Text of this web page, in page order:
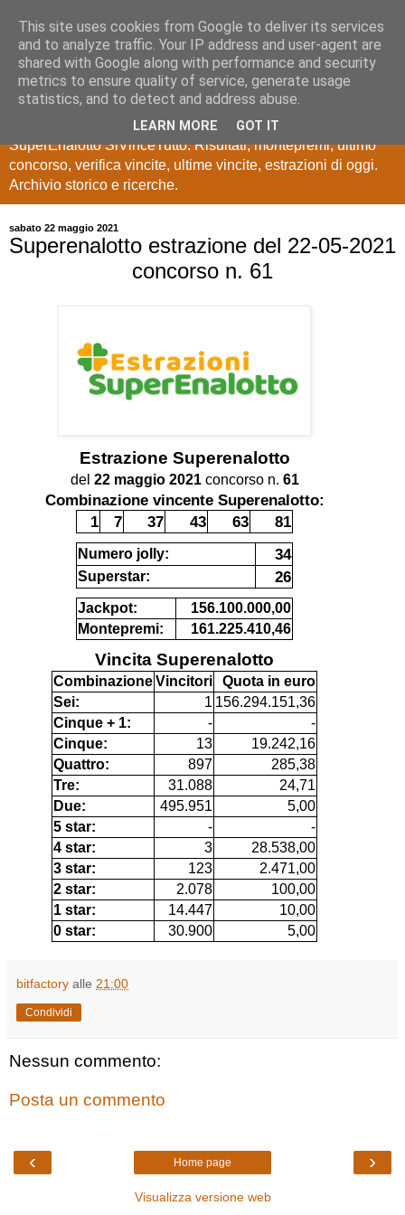
Estrazioni Lotto
SuperEnalotto
Ultime estrazioni di Lotto, SuperEnalotto, 10 e lotto,
SuperEnalotto SiVinceTutto. Risultati, montepremi, ultimo
concorso, verifica vincite, ultime vincite, estrazioni di oggi.
Archivio storico e ricerche.
sabato 22 maggio 2021
Superenalotto estrazione del 22-05-2021
concorso n. 61
Estrazione Superenalotto
del 22 maggio 2021concorso n. 61
Combinazione vincente Superenalotto:
1
7 37 43 63 81
Numero jolly: 34
Superstar: 26
Jackpot:
156.100.000,00
Montepremi:
161.225.410,46
Vincita Superenalotto
CombinazioneVincitori
Quota in euro
Sei:
1 156.294.151,36
Cinque + 1:
-
-
Cinque:
13
19.242,16
Quattro:
897
285,38
Tre:
31.088
24,71
Due:
495.951
5,00
5 star:
-
-
4 star:
3
28.538,00
3 star:
123
2.471,00
2 star:
2.078
100,00
1 star:
14.447
10,00
0 star:
30.900 5,00
bitfactory alle 21:00
Condividi
Nessun commento:
Posta un commento
‹ ›
Home page
Visualizza versione web
This site uses cookies from Google to deliver its services
and to analyze traffic. Your IP address and user-agent are
shared with Google along with performance and security
metrics to ensure quality of service, generate usage
statistics, and to detect and address abuse.
LEARN MORE GOT IT